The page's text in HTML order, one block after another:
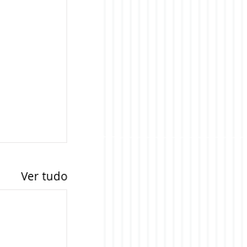
Ver tudo